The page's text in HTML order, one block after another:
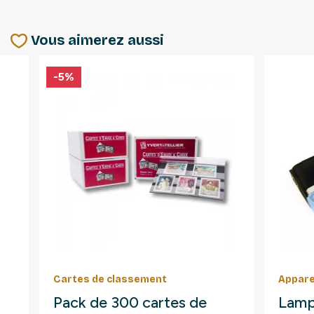
Vous aimerez aussi
Cartes de classement
Pack de 300 cartes de
-5%